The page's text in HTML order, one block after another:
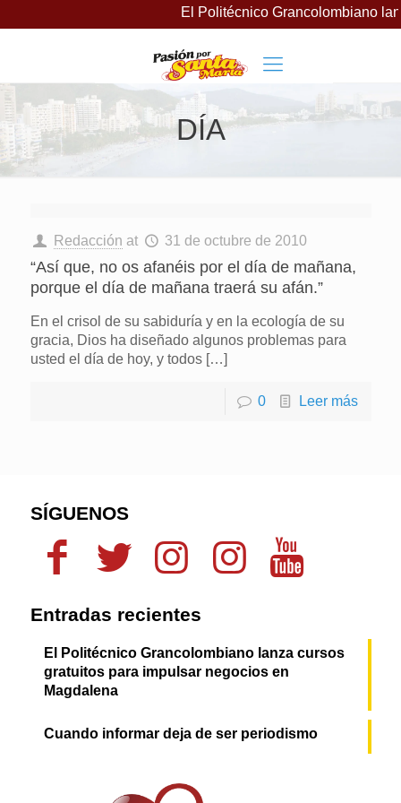
El Politécnico Grancolombiano
DÍA
Redacción at 31 de octubre de 2010
“Así que, no os afanéis por el día de mañana,
porque el día de mañana traerá su afán.”
En el crisol de su sabiduría y en la ecología de su
gracia, Dios ha diseñado algunos problemas para
usted el día de hoy, y todos[…]
0 Leer más
SÍGUENOS
Entradas recientes
El Politécnico Grancolombiano lanza cursos
gratuitos para impulsar negocios en
Magdalena
Cuando informar deja de ser periodismo